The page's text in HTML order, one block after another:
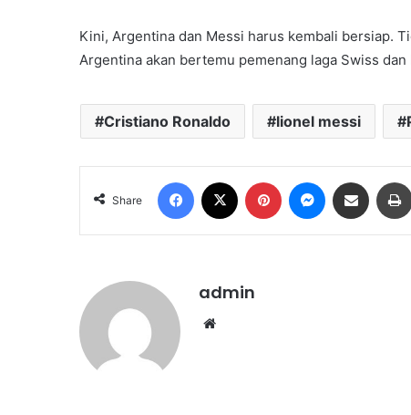
Kini, Argentina dan Messi harus kembali bersiap.
Argentina akan bertemu pemenang laga Swiss dan
Cristiano Ronaldo lionel messi
Share
Facebook Pinterest Messenger
Share via Email
admin